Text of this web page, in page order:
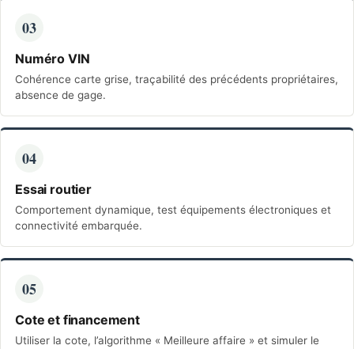
03
Numéro VIN
Cohérence carte grise, traçabilité des précédents propriétaires,
absence de gage.
04
Essai routier
Comportement dynamique, test équipements électroniques et
connectivité embarquée.
05
Cote et financement
Utiliser la cote, l’algorithme « Meilleure affaire » et simuler le